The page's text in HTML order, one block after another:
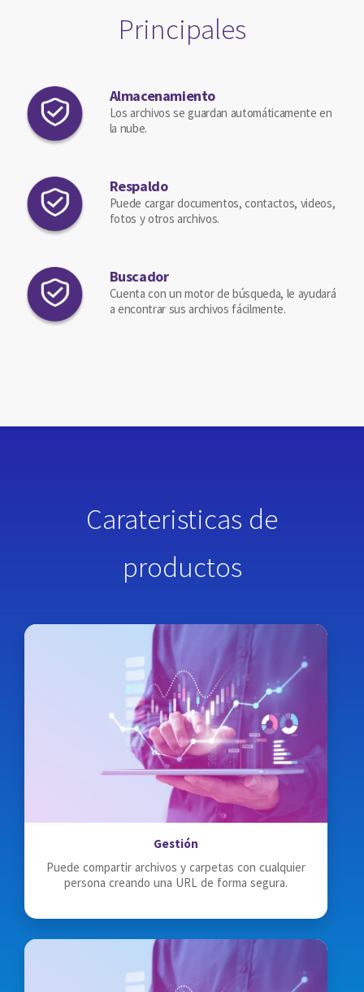
Principales
Almacenamiento
Los archivos se guardan automáticamente en
la nube.
Respaldo
Puede cargar documentos, contactos, videos,
fotos y otros archivos.
Buscador
Cuenta con un motor de búsqueda, le ayudará
a encontrar sus archivos fácilmente.
Carateristicas de
productos
Gestión
Puede compartir archivos y carpetas con cualquier
persona creando una URL de forma segura.